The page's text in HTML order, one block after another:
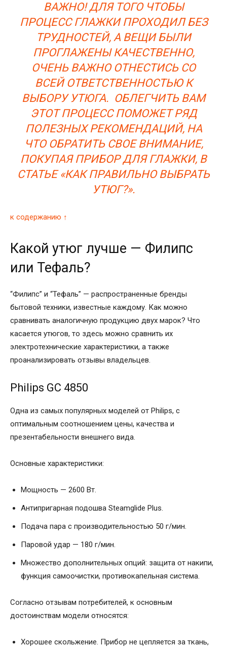
ВАЖНО! ДЛЯ ТОГО ЧТОБЫ
ПРОЦЕСС ГЛАЖКИ ПРОХОДИЛ БЕЗ
ТРУДНОСТЕЙ, А ВЕЩИ БЫЛИ
ПРОГЛАЖЕНЫ КАЧЕСТВЕННО,
ОЧЕНЬ ВАЖНО ОТНЕСТИСЬ СО
ВСЕЙ ОТВЕТСТВЕННОСТЬЮ К
ВЫБОРУ УТЮГА. ОБЛЕГЧИТЬ ВАМ
ЭТОТ ПРОЦЕСС ПОМОЖЕТ РЯД
ПОЛЕЗНЫХ РЕКОМЕНДАЦИЙ, НА
ЧТО ОБРАТИТЬ СВОЕ ВНИМАНИЕ,
ПОКУПАЯ ПРИБОР ДЛЯ ГЛАЖКИ, В
СТАТЬЕ «КАК ПРАВИЛЬНО ВЫБРАТЬ
УТЮГ?».
к содержанию ↑
Какой утюг лучше — Филипс
или Тефаль?
“Филипс” и “Тефаль” — распространенные бренды
бытовой техники, известные каждому. Как можно
сравнивать аналогичную продукцию двух марок? Что
касается утюгов, то здесь можно сравнить их
электротехнические характеристики, а также
проанализировать отзывы владельцев.
Philips GC 4850
Одна из самых популярных моделей от Philips, с
оптимальным соотношением цены, качества и
презентабельности внешнего вида.
Основные характеристики:
Мощность — 2600 Вт.
Антипригарная подошва Steamglide Plus.
Подача пара с производительностью 50 г/мин.
Паровой удар — 180 г/мин.
Множество дополнительных опций: защита от накипи,
функция самоочистки, противокапельная система.
Согласно отзывам потребителей, к основным
достоинствам модели относятся:
Хорошее скольжение. Прибор не цепляется за ткань,